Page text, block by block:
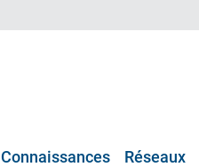
Connaissances Réseaux